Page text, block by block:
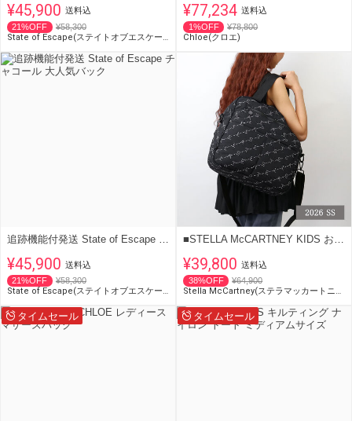
¥45,900 送料込
21%OFF
¥58,300
State of Escape(ステイトオブエスケープ)
¥77,234 送料込
1%OFF
¥78,800
Chloe(クロエ)
追跡機能付発送 State of Escape チャコール 大人気バック
¥45,900 送料込
21%OFF
¥58,300
State of Escape(ステイトオブエスケープ)
■STELLA McCARTNEY KIDS おむつ替えマット付マザーバッグTY0548
¥39,800 送料込
38%OFF
¥64,900
Stella McCartney(ステラマッカートニー)
タイムセール タイムセール